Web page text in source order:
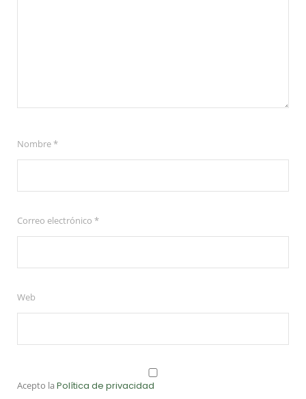
Nombre*
Correo electrónico *
Web
Acepto la Política de privacidad